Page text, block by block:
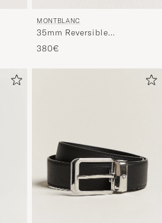
MONTBLANC
35mm Reversible
Suede/Calf Horseshoe Belt
Brown/Black
380€